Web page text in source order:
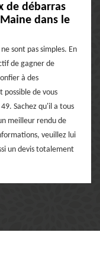
de débarras
dans le
sont pas simples. En
de gagner de
à des
possible de vous
Sachez qu'il a tous
meilleur rendu de
veuillez lui
un devis totalement